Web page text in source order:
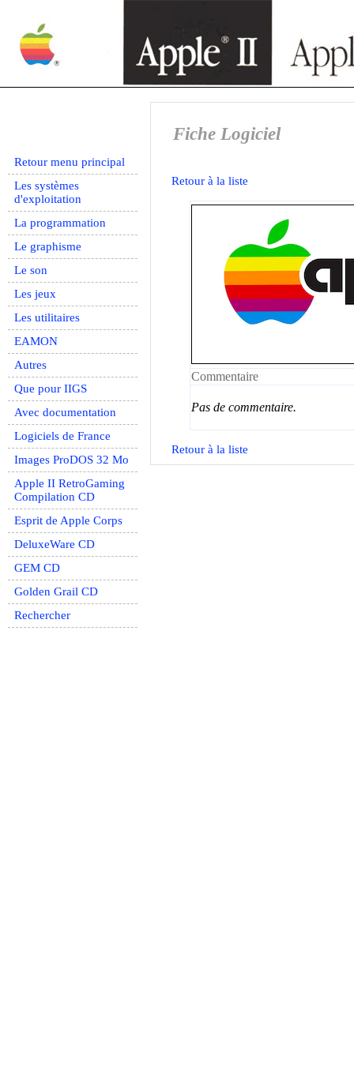
Retour menu principal
Les systèmes
d'exploitation
La programmation
Le graphisme
Le son
Les jeux
Les utilitaires
EAMON
Autres
Que pour IIGS
Avec documentation
Logiciels de France
Images ProDOS 32 Mo
Apple II RetroGaming
Compilation CD
Esprit de Apple Corps
DeluxeWare CD
GEM CD
Golden Grail CD
Rechercher
Fiche Logiciel
Retour à la liste
Commentaire
Pas de commentaire.
Retour à la liste